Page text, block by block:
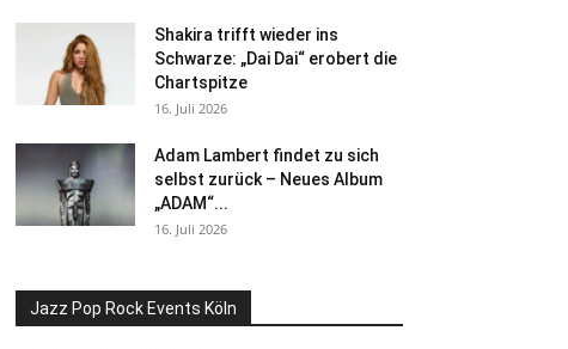
Shakira trifft wieder ins
Schwarze: „Dai Dai“ erobert die
Chartspitze
16. Juli 2026
Adam Lambert findet zu sich
selbst zurück – Neues Album
„ADAM“...
16. Juli 2026
Jazz Pop Rock Events Köln